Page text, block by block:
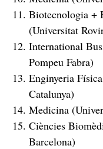
Biotecnologia +
(Universitat
International
Pompeu Fabra)
Enginyeria
Catalunya)
Medicina
Ciències
Barcelona)